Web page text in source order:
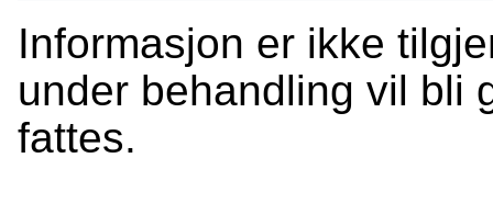
Informasjon er ikke
under behandling vil bli
fattes.